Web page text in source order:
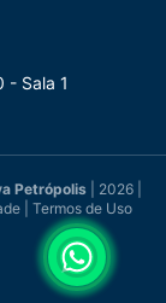
- Sala 1
Petrópolis | 2026 |
| Termos de Uso